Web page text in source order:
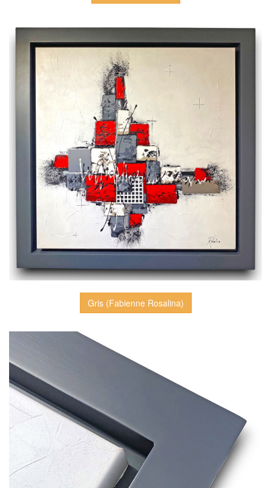
Gris (Fabienne Rosalina)